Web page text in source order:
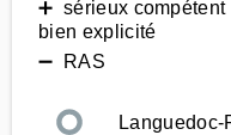
➕ sérieux
bien explicité
➖ RAS